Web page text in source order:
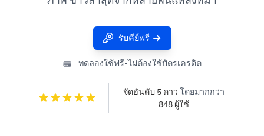
รับคีย์ฟรี
ทดลองใช้ฟรี-ไม่ต้องใช้บัตรเครดิต
จัดอันดับ 5 ดาว โดยมากกว่า
848 ผู้ใช้